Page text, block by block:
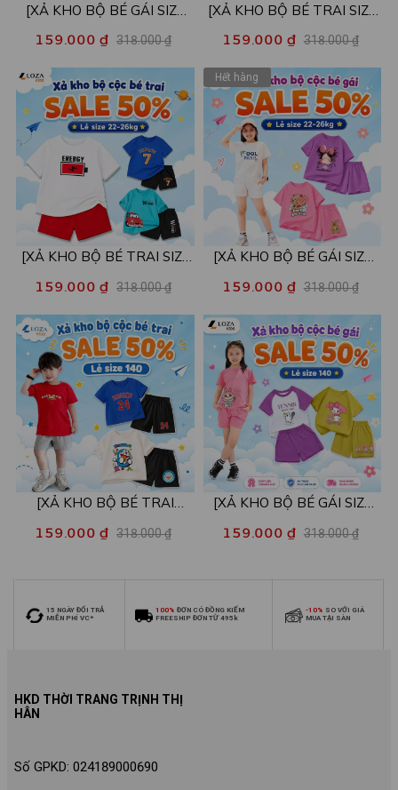
[XẢ KHO BỘ BÉ GÁI SIZE
110,120] Bộ đồ cho bé gái
nhiều mẫu - Quần áo bé gái
nữ từ 15-22kg - Loza Kids
XB001
159.000 ₫ 318.000 ₫
[XẢ KHO BỘ BÉ TRAI SIZE
110] Bộ đồ cho bé trai nhiều
mẫu - Quần áo bé trai từ 15-
18kg - Loza Kids XB002
159.000 ₫ 318.000 ₫
[XẢ KHO BỘ BÉ TRAI SIZE
mẫu - Quần áo bé trai từ 22-
26kg - Loza Kids XB004
159.000 ₫ 318.000 ₫
Hết hàng
[XẢ KHO BỘ BÉ GÁI SIZE
mẫu - Quần áo bé gái từ 22-
26kg - Loza Kids XB005
159.000 ₫ 318.000 ₫
[XẢ KHO BỘ BÉ TRAI
nhiều mẫu - Quần áo bé trai
159.000 ₫ 318.000 ₫
[XẢ KHO BỘ BÉ GÁI SIZE
mẫu - Quần áo bé gái từ 26-
159.000 ₫ 318.000 ₫
15 NGÀY ĐỔI TRẢ
MIỄN PHÍ VC*
100% ĐƠN CÓ ĐỒNG KIỂM
FREESHIP ĐƠN TỪ 495k
-10% SO VỚI GIÁ
MUA TẠI SÀN
HKD THỜI TRANG TRỊNH THỊ
HÂN
Số GPKD: 024189000690